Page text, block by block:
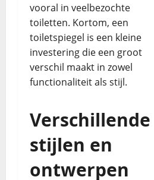
vooral in veelbezochte
toiletten. Kortom, een
toiletspiegel is een kleine
investering die een groot
verschil maakt in zowel
functionaliteit als stijl.
Verschillende
stijlen en
ontwerpen